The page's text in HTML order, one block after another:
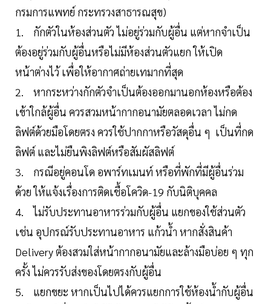
กรมการแพทย์ กระทรวงสาธารณสุข)
1. กักตัวในห้องส่วนตัว ไม่อยู่ร่วมกับผู้อื่น แต่หากจำเป็น
ต้องอยู่ร่วมกับผู้อื่นหรือไม่มีห้องส่วนตัวแยก ให้เปิด
หน้าต่างไว้ เพื่อให้อากาศถ่ายเทมากที่สุด
2. หากระหว่างกักตัวจำเป็นต้องออกมานอกห้องหรือต้อง
เข้าใกล้ผู้อื่น ควรสวมหน้ากากอนามัยตลอดเวลา ไม่กด
ลิฟต์ด้วยมือโดยตรง ควรใช้ปากกาหรือวัสดุอื่น ๆ เป็นที่กด
ลิฟต์ และไม่ยืนพิงลิฟต์หรือสัมผัสลิฟต์
3. กรณีอยู่คอนโด อพาร์ทเมนท์ หรือที่พักที่มีผู้อื่นร่วม
ด้วย ให้แจ้งเรื่องการติดเชื้อโควิด-19 กับนิติบุคคล
4. ไม่รับประทานอาหารร่วมกับผู้อื่น แยกของใช้ส่วนตัว
เช่น อุปกรณ์รับประทานอาหาร แก้วน้ำ หากสั่งสินค้า
Delivery ต้องสวมใส่หน้ากากอนามัยและล้างมือบ่อย ๆ ทุก
ครั้ง ไม่ควรรับส่งของโดยตรงกับผู้อื่น
5. แยกขยะ หากเป็นไปได้ควรแยกการใช้ห้องน้ำกับผู้อื่น